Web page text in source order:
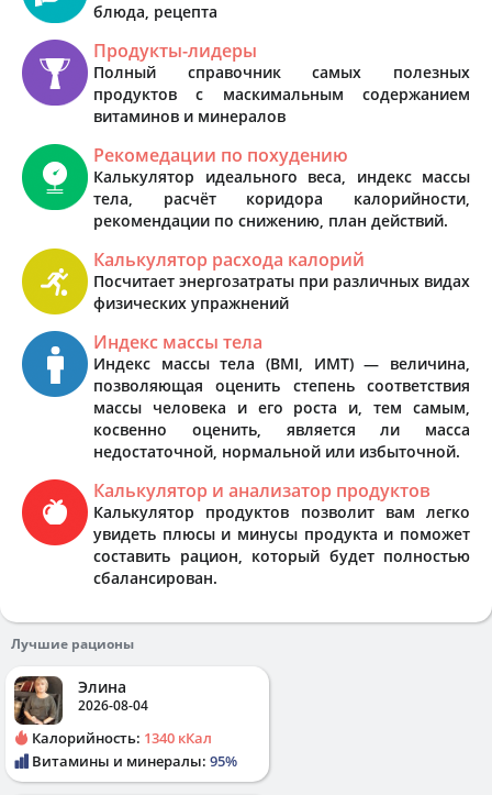
блюда, рецепта
Продукты-лидеры
Полный справочник самых полезных
продуктов с маскимальным содержанием
витаминов и минералов
Рекомедации по похудению
Калькулятор идеального веса, индекс массы
тела, расчёт коридора калорийности,
рекомендации по снижению, план действий.
Калькулятор расхода калорий
Посчитает энергозатраты при различных видах
физических упражнений
Индекс массы тела
Индекс массы тела (BMI, ИМТ) — величина,
позволяющая оценить степень соответствия
массы человека и его роста и, тем самым,
косвенно оценить, является ли масса
недостаточной, нормальной или избыточной.
Калькулятор и анализатор продуктов
Калькулятор продуктов позволит вам легко
увидеть плюсы и минусы продукта и поможет
составить рацион, который будет полностью
сбалансирован.
Лучшие рационы
Элина
2026-08-04
Калорийность: 1340 кКал
Витамины и минералы: 95%